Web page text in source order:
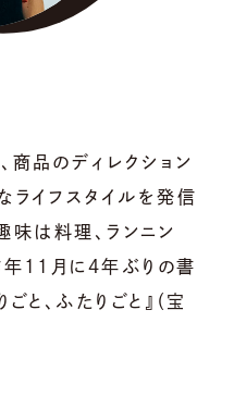
商品のディレクション
ライフスタイルを発信
は料理、ランニン
年11月に4年ぶりの書
と、ふたりごと』（宝